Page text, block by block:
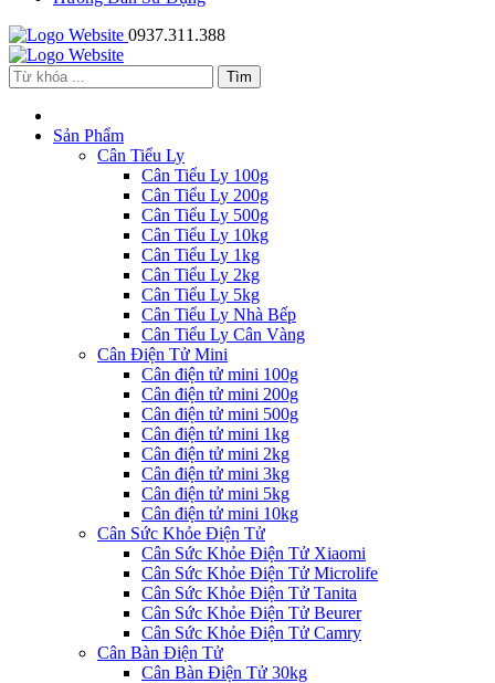
0937.311.388
Sản Phẩm
Cân Tiểu Ly
Cân Tiểu Ly 100g
Cân Tiểu Ly 200g
Cân Tiểu Ly 500g
Cân Tiểu Ly 10kg
Cân Tiểu Ly 1kg
Cân Tiểu Ly 2kg
Cân Tiểu Ly 5kg
Cân Tiểu Ly Nhà Bếp
Cân Tiểu Ly Cân Vàng
Cân Điện Tử Mini
Cân điện tử mini 100g
Cân điện tử mini 200g
Cân điện tử mini 500g
Cân điện tử mini 1kg
Cân điện tử mini 2kg
Cân điện tử mini 3kg
Cân điện tử mini 5kg
Cân điện tử mini 10kg
Cân Sức Khỏe Điện Tử
Cân Sức Khỏe Điện Tử Xiaomi
Cân Sức Khỏe Điện Tử Microlife
Cân Sức Khỏe Điện Tử Tanita
Cân Sức Khỏe Điện Tử Beurer
Cân Sức Khỏe Điện Tử Camry
Cân Bàn Điện Tử
Cân Bàn Điện Tử 30kg